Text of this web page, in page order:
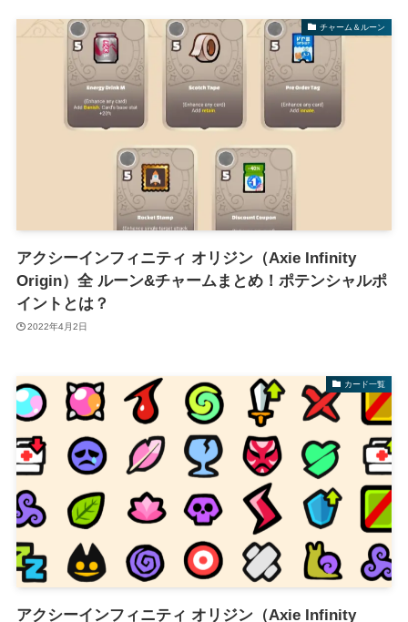
チャーム＆ルーン
アクシーインフィニティ オリジン（Axie Infinity
Origin）全 ルーン&チャームまとめ！ポテンシャルポ
イントとは？
2022年4月2日
カード一覧
アクシーインフィニティ オリジン（Axie Infinity